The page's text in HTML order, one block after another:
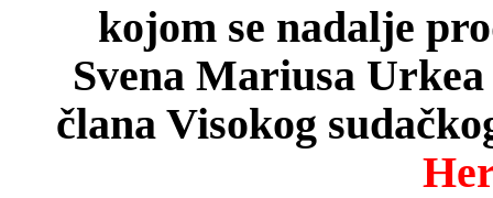
kojom se nadalje
Svena Mariusa
člana Visokog